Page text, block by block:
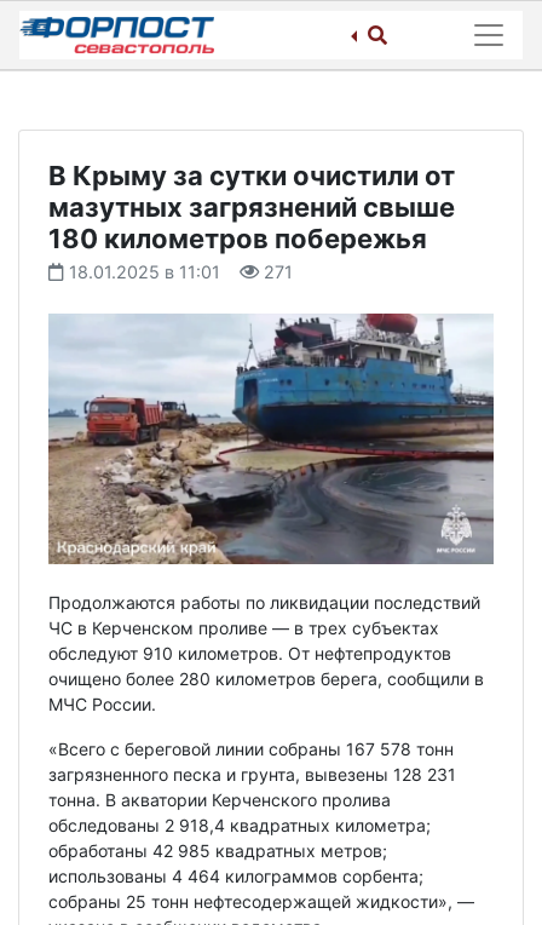
Skip
content
В Крыму за сутки очистили от
мазутных загрязнений свыше
180 километров побережья
18.01.2025 в 11:01 271
Продолжаются работы по ликвидации последствий
ЧС в Керченском проливе — в трех субъектах
обследуют 910 километров. От нефтепродуктов
очищено более 280 километров берега, сообщили в
МЧС России.
«Всего с береговой линии собраны 167 578 тонн
загрязненного песка и грунта, вывезены 128 231
тонна. В акватории Керченского пролива
обследованы 2 918,4 квадратных километра;
обработаны 42 985 квадратных метров;
использованы 4 464 килограммов сорбента;
собраны 25 тонн нефтесодержащей жидкости», —